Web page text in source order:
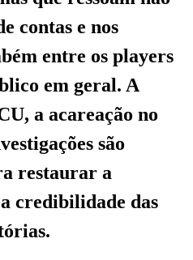
contas e nos
entre os players
em geral. A
a acareação no
são
restaurar a
credibilidade das